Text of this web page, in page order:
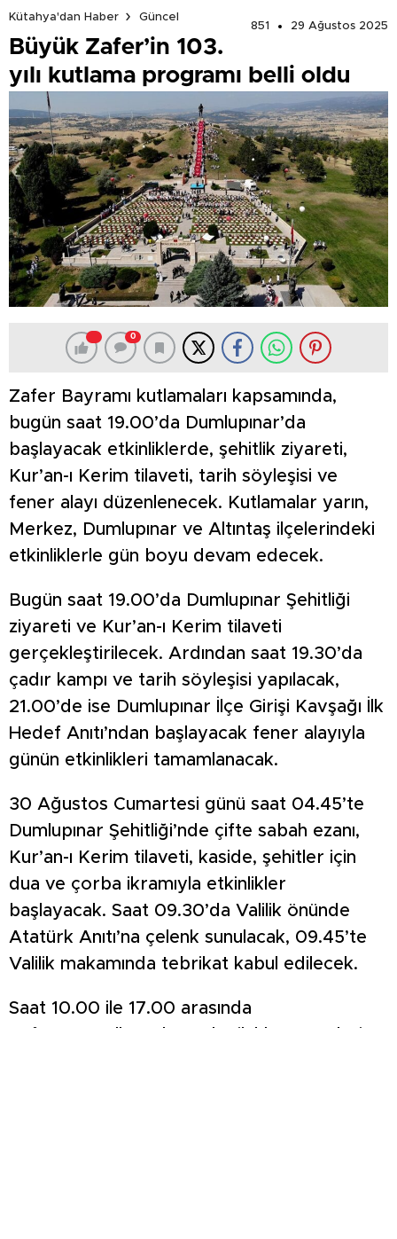
Kütahya'dan Haber
Güncel
851
29 Ağustos 2025
Büyük Zafer’in 103.
yılı kutlama programı belli oldu
0
Zafer Bayramı kutlamaları kapsamında,
bugün saat 19.00’da Dumlupınar’da
başlayacak etkinliklerde, şehitlik ziyareti,
Kur’an-ı Kerim tilaveti, tarih söyleşisi ve
fener alayı düzenlenecek. Kutlamalar yarın,
Merkez, Dumlupınar ve Altıntaş ilçelerindeki
etkinliklerle gün boyu devam edecek.
Bugün saat 19.00’da Dumlupınar Şehitliği
ziyareti ve Kur’an-ı Kerim tilaveti
gerçekleştirilecek. Ardından saat 19.30’da
çadır kampı ve tarih söyleşisi yapılacak,
21.00’de ise Dumlupınar İlçe Girişi Kavşağı İlk
Hedef Anıtı’ndan başlayacak fener alayıyla
günün etkinlikleri tamamlanacak.
30 Ağustos Cumartesi günü saat 04.45’te
Dumlupınar Şehitliği’nde çifte sabah ezanı,
Kur’an-ı Kerim tilaveti, kaside, şehitler için
dua ve çorba ikramıyla etkinlikler
başlayacak. Saat 09.30’da Valilik önünde
Atatürk Anıtı’na çelenk sunulacak, 09.45’te
Valilik makamında tebrikat kabul edilecek.
Saat 10.00 ile 17.00 arasında